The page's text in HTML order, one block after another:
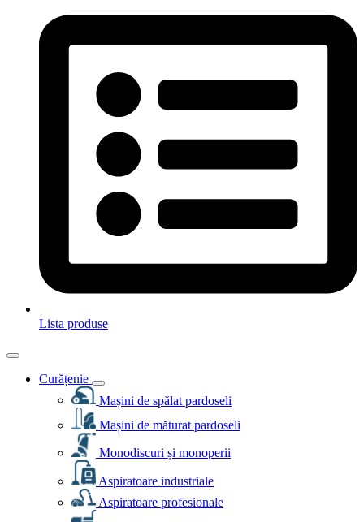
Lista produse
Curățenie
Mașini de spălat pardoseli
Mașini de măturat pardoseli
Monodiscuri și monoperii
Aspiratoare industriale
Aspiratoare profesionale